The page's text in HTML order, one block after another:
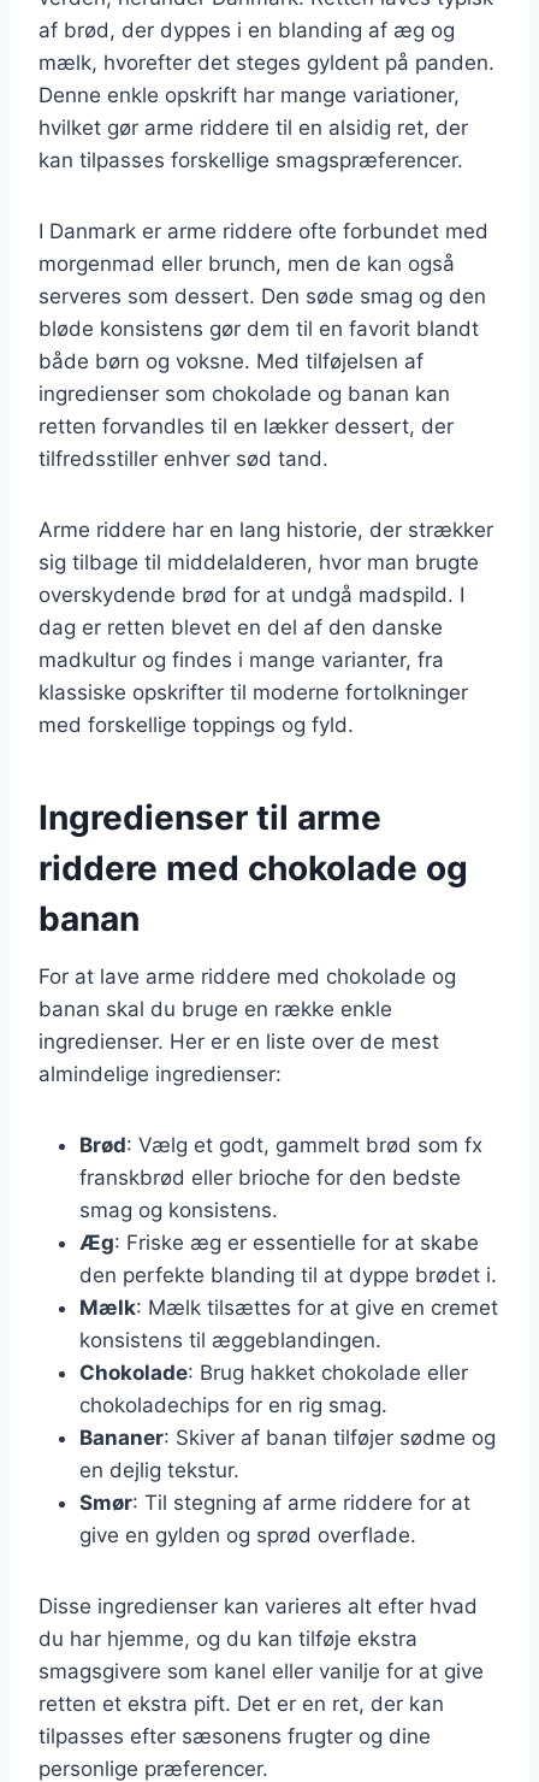
af brød, der dyppes i en blanding af æg og
mælk, hvorefter det steges gyldent på panden.
Denne enkle opskrift har mange variationer,
hvilket gør arme riddere til en alsidig ret, der
kan tilpasses forskellige smagspræferencer.
I Danmark er arme riddere ofte forbundet med
morgenmad eller brunch, men de kan også
serveres som dessert. Den søde smag og den
bløde konsistens gør dem til en favorit blandt
både børn og voksne. Med tilføjelsen af
ingredienser som chokolade og banan kan
retten forvandles til en lækker dessert, der
tilfredsstiller enhver sød tand.
Arme riddere har en lang historie, der strækker
sig tilbage til middelalderen, hvor man brugte
overskydende brød for at undgå madspild. I
dag er retten blevet en del af den danske
madkultur og findes i mange varianter, fra
klassiske opskrifter til moderne fortolkninger
med forskellige toppings og fyld.
Ingredienser til arme
riddere med chokolade og
banan
For at lave arme riddere med chokolade og
banan skal du bruge en række enkle
ingredienser. Her er en liste over de mest
almindelige ingredienser:
Brød: Vælg et godt, gammelt brød som fx
franskbrød eller brioche for den bedste
smag og konsistens.
Æg: Friske æg er essentielle for at skabe
den perfekte blanding til at dyppe brødet i.
Mælk: Mælk tilsættes for at give en cremet
konsistens til æggeblandingen.
Chokolade: Brug hakket chokolade eller
chokoladechips for en rig smag.
Bananer: Skiver af banan tilføjer sødme og
en dejlig tekstur.
Smør: Til stegning af arme riddere for at
give en gylden og sprød overflade.
Disse ingredienser kan varieres alt efter hvad
du har hjemme, og du kan tilføje ekstra
smagsgivere som kanel eller vanilje for at give
retten et ekstra pift. Det er en ret, der kan
tilpasses efter sæsonens frugter og dine
personlige præferencer.